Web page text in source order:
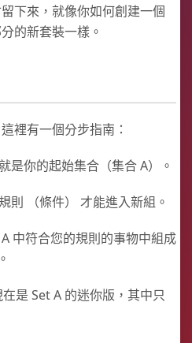
下來，就像你如何創建一個
的新套裝一樣。
裡有一個分步指南：
是你的起始集合（集合 A）。
則 （條件） 才能進入新組。
中符合您的規則的事物中組成
是 Set A 的迷你版，其中只